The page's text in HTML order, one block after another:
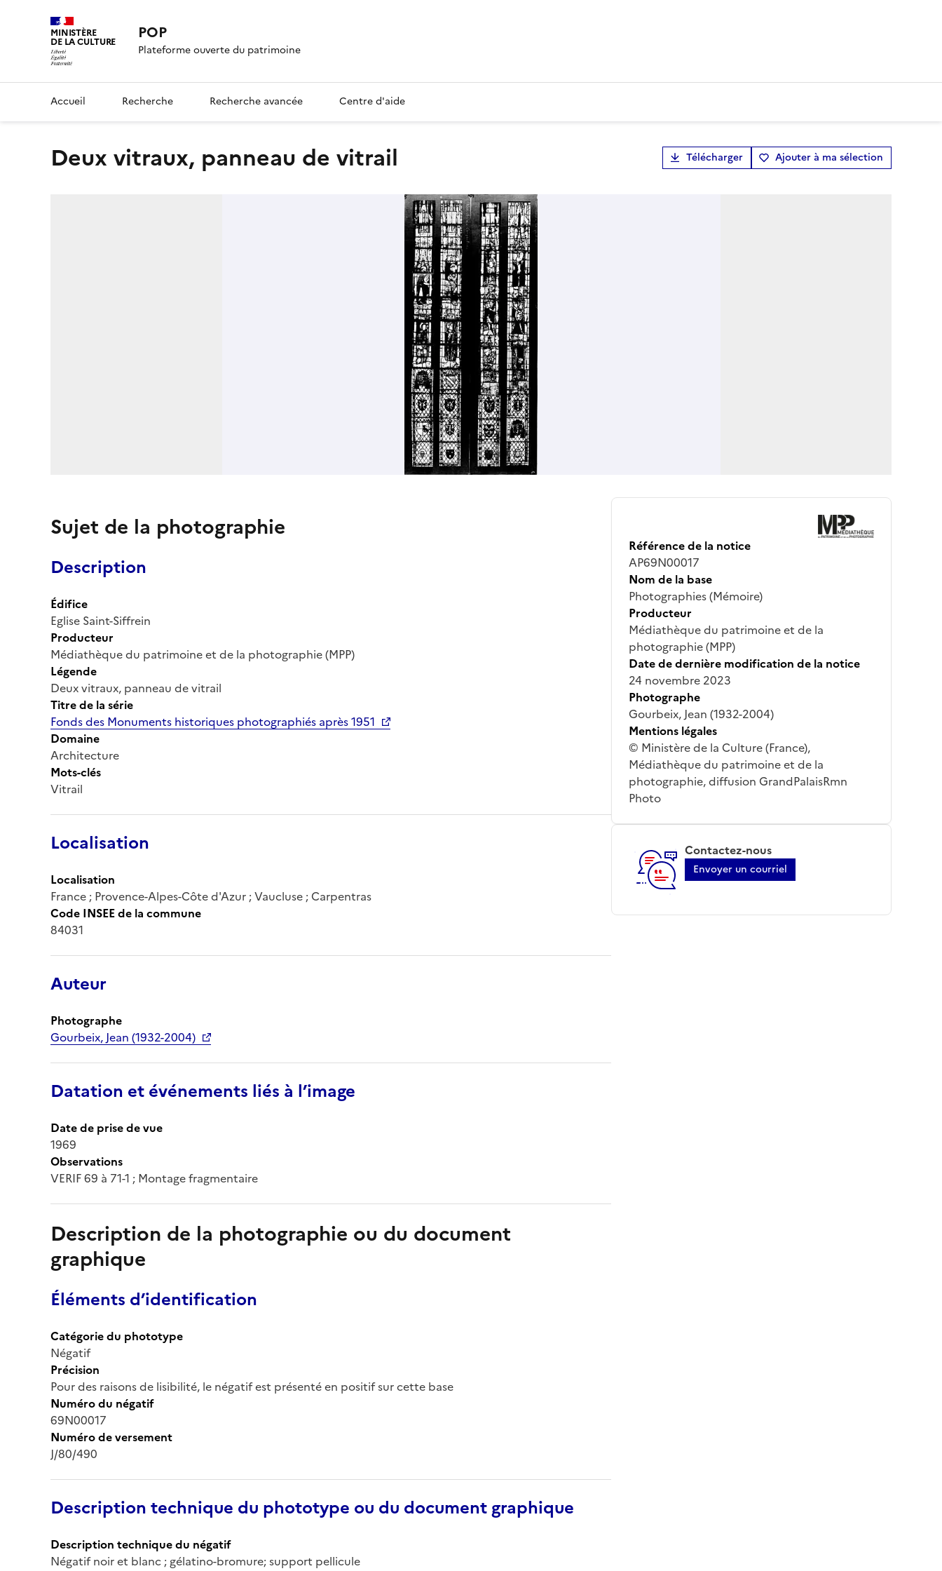
MINISTÈRE
DE LA CULTURE POP
Plateforme ouverte du patrimoine
Accueil Recherche Recherche avancée Centre d'aide
Deux vitraux, panneau de vitrail Télécharger Ajouter à ma sélection
Sujet de la photographie
Description
Édifice
Eglise Saint-Siffrein
Producteur
Médiathèque du patrimoine et de la photographie (MPP)
Légende
Deux vitraux, panneau de vitrail
Titre de la série
Fonds des Monuments historiques photographiés après 1951
Domaine
Architecture
Mots-clés
Vitrail
Localisation
Localisation
France ; Provence-Alpes-Côte d'Azur ; Vaucluse ; Carpentras
Code INSEE de la commune
84031
Auteur
Photographe
Gourbeix, Jean (1932-2004)
Datation et événements liés à l’image
Date de prise de vue
1969
Observations
VERIF 69 à 71-1 ; Montage fragmentaire
Description de la photographie ou du document
graphique
Éléments d’identification
Catégorie du phototype
Négatif
Précision
Pour des raisons de lisibilité, le négatif est présenté en positif sur cette base
Numéro du négatif
69N00017
Numéro de versement
J/80/490
Description technique du phototype ou du document graphique
Description technique du négatif
Négatif noir et blanc ; gélatino-bromure; support pellicule
Référence de la notice
AP69N00017
Nom de la base
Photographies (Mémoire)
Producteur
Médiathèque du patrimoine et de la
photographie (MPP)
Date de dernière modification de la notice
24 novembre 2023
Photographe
Gourbeix, Jean (1932-2004)
Mentions légales
© Ministère de la Culture (France),
Médiathèque du patrimoine et de la
photographie, diffusion GrandPalaisRmn
Photo
Contactez-nous
Envoyer un courriel